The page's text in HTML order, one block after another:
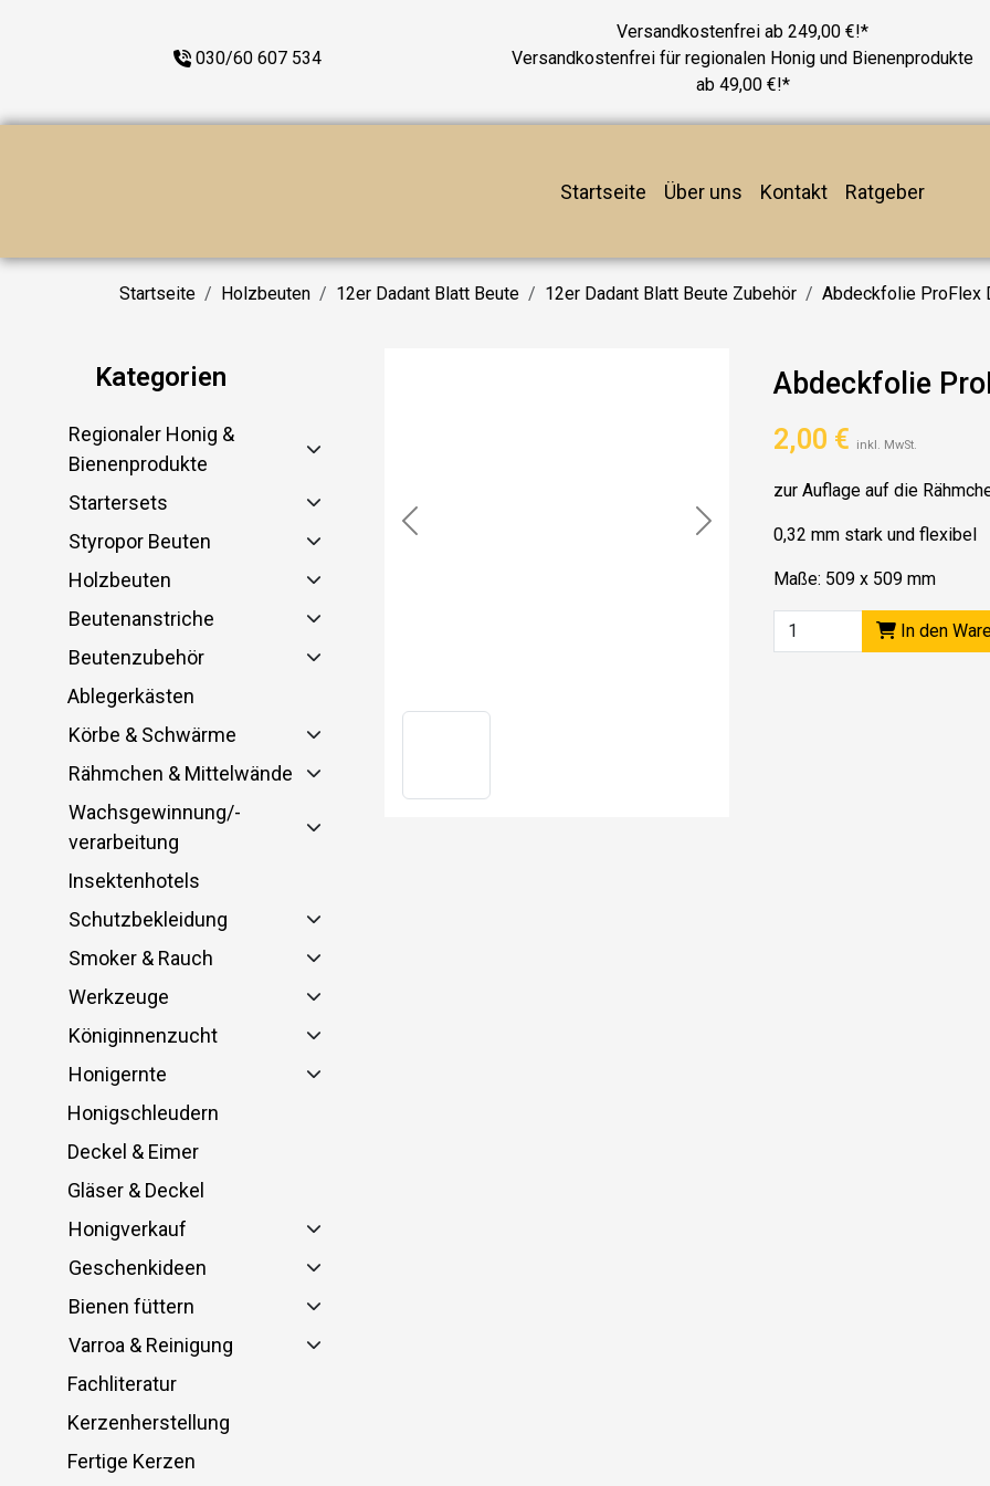
030/60 607 534
Versandkostenfrei ab 249,00 €!*
Versandkostenfrei für regionalen Honig und Bienenprodukte
ab 49,00 €!*
Startseite Über uns Kontakt Ratgeber
Startseite Holzbeuten 12er Dadant Blatt Beute 12er Dadant Blatt Beute Zubehör Abdeckfolie ProFlex
Kategorien
Regionaler Honig &
Bienenprodukte
Startersets
Styropor Beuten
Holzbeuten
Beutenanstriche
Beutenzubehör
Ablegerkästen
Körbe & Schwärme
Rähmchen & Mittelwände
Wachsgewinnung/-
verarbeitung
Insektenhotels
Schutzbekleidung
Smoker & Rauch
Werkzeuge
Königinnenzucht
Honigernte
Honigschleudern
Deckel & Eimer
Gläser & Deckel
Honigverkauf
Geschenkideen
Bienen füttern
Varroa & Reinigung
Fachliteratur
Kerzenherstellung
Fertige Kerzen
Previous Next
Abdeckfolie
2,00 € inkl. MwSt.
zur Auflage auf die
0,32 mm stark und flexibel
Maße: 509 x 509 mm
In den